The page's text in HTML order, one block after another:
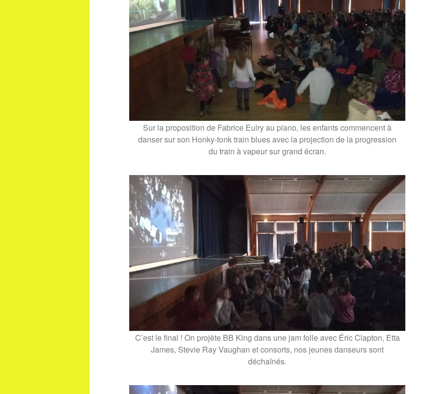
Sur la proposition de Fabrice Eulry au piano, les enfants commencent à
danser sur son Honky-tonk train blues avec la projection de la progression
du train à vapeur sur grand écran.
C’est le final ! On projète BB King dans une jam folle avec Éric Clapton, Etta
James, Stevie Ray Vaughan et consorts, nos jeunes danseurs sont
déchaînés.